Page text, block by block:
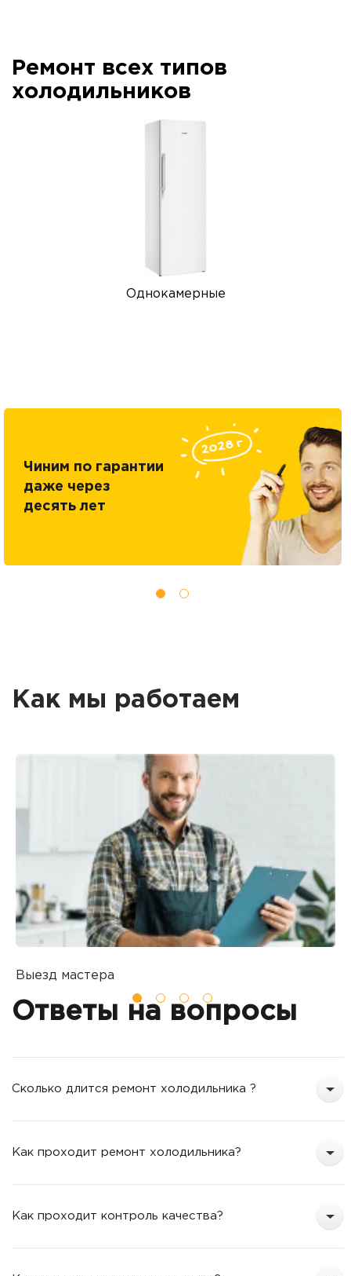
Ремонт всех типов
холодильников
Однокамерные
Чиним по гарантии
даже через
десять лет
Как мы работаем
Выезд мастера
Вы оставляете заявку на ремонт
Ответы на вопросы
Сколько длится ремонт холодильника ?
Как проходит ремонт холодильника?
Как проходит контроль качества?